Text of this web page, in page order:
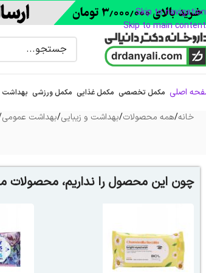
Skip to navigation
Skip to main content
اصلی مکمل تخصصی مکمل غذایی مکمل ورزشی بهداشت
خانه/همه محصولات/بهداشت و زیبایی/بهداشت عمومی
چون این محصول را نداریم، محصولات